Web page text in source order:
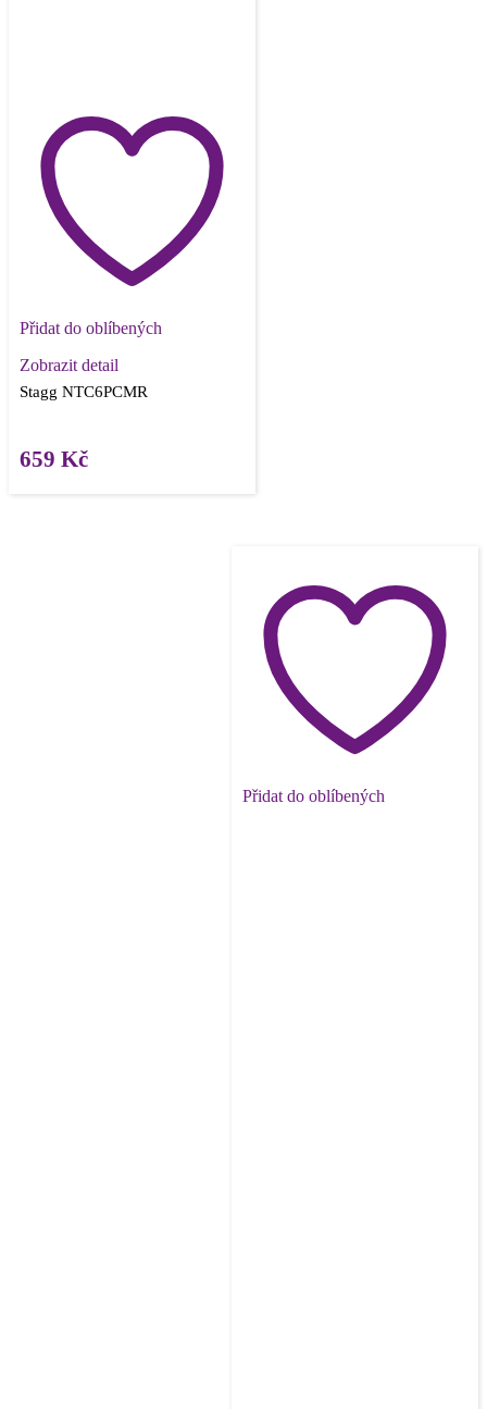
Přidat do oblíbených
Zobrazit detail
Stagg NTC6PCMR
659 Kč
Přidat do oblíbených